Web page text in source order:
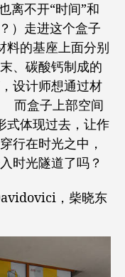
离不开“时间”和
）走进这个盒子
料的基座上面分别
、碳酸钙制成的
设计师想通过材
而盒子上部空间
式体现过去，让作
行在时光之中，
时光隧道了吗？
，柴晓东